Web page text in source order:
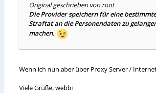
Original geschrieben von root
Die Provider speichern für eine
Straftat an die Personendaten zu
machen.
Wenn ich nun aber über Proxy Server /
Viele Grüße, webbi